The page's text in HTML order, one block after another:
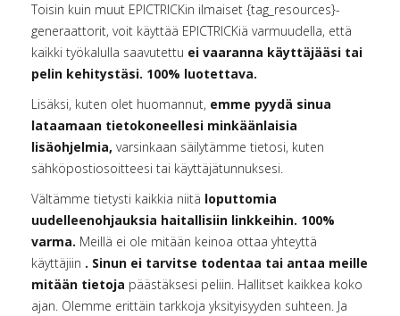
Toisin kuin muut EPICTRICKin ilmaiset {tag_resources}-
generaattorit, voit käyttää EPICTRICKiä varmuudella, että
kaikki työkalulla saavutettu ei vaaranna käyttäjääsi tai
pelin kehitystäsi. 100% luotettava.
Lisäksi, kuten olet huomannut, emme pyydä sinua
lataamaan tietokoneellesi minkäänlaisia
lisäohjelmia, varsinkaan säilytämme tietosi, kuten
sähköpostiosoitteesi tai käyttäjätunnuksesi.
Vältämme tietysti kaikkia niitä loputtomia
uudelleenohjauksia haitallisiin linkkeihin. 100%
varma. Meillä ei ole mitään keinoa ottaa yhteyttä
käyttäjiin . Sinun ei tarvitse todentaa tai antaa meille
mitään tietoja päästäksesi peliin. Hallitset kaikkea koko
ajan. Olemme erittäin tarkkoja yksityisyyden suhteen. Ja